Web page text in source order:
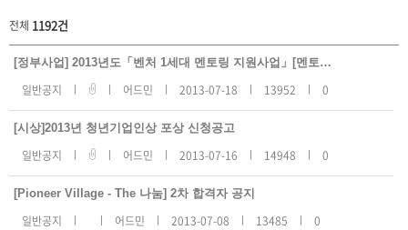
전체 1192건
공
지
사
스
트
번
등
록
일,
[정부사업] 2013년도「벤처 1세대 멘토링 지원사업」[멘토] 모집 공고 안내
일반공지 어드민 2013-07-18 13952 0
[시상]2013년 청년기업인상 포상 신청공고
일반공지 어드민 2013-07-16 14948 0
[Pioneer Village - The 나눔] 2차 합격자 공지
일반공지 어드민 2013-07-08 13485 0